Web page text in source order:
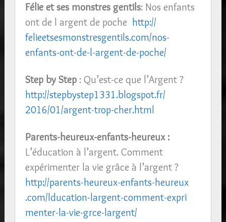
Félie et ses monstres gentils: Nos enfants
ont de l argent de poche http://
felieetsesmonstresgentils.com/nos-
enfants-ont-de-l-argent-de-poche/
Step by Step: Qu’est-ce que l’Argent ?
http://stepbystep1331.blogspot.fr/
2016/01/argent-trop-cher.html
Parents-heureux-enfants-heureux :
L’éducation à l’argent. Comment
expérimenter la vie grâce à l’argent ?
http://parents-heureux-enfants-heureux
.com/lducation-largent-comment-expri
menter-la-vie-grce-largent/